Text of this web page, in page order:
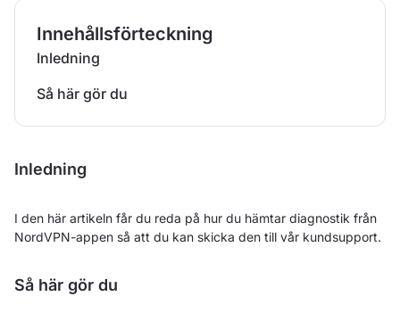
Innehållsförteckning
Inledning
Så här gör du
Inledning
I den här artikeln får du reda på hur du hämtar diagnostik från
NordVPN-appen så att du kan skicka den till vår kundsupport.
Så här gör du